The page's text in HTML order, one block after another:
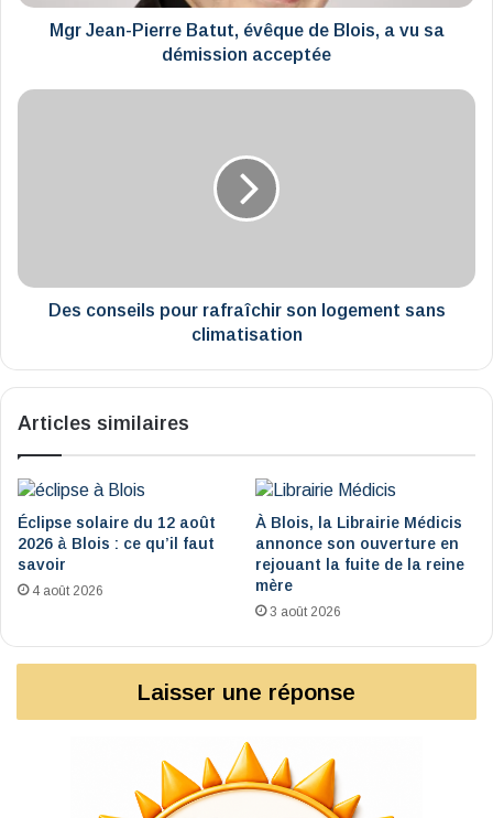
sa
démission
Mgr Jean-Pierre Batut, évêque de Blois, a vu sa
démission acceptée
Des
Des conseils pour rafraîchir son logement sans
climatisation
Articles similaires
Éclipse solaire du 12 août
2026 à Blois : ce qu’il faut
savoir
4 août 2026
À Blois, la Librairie Médicis
annonce son ouverture en
rejouant la fuite de la reine
mère
3 août 2026
Laisser une réponse